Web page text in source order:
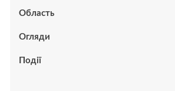
Область
Огляди
Події